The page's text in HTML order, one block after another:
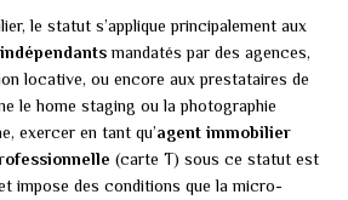
le statut s’applique principalement aux
mandatés par des agences,
locative, ou encore aux prestataires de
le home staging ou la photographie
exercer en tant qu’agent immobilier
(carte T) sous ce statut est
impose des conditions que la micro-